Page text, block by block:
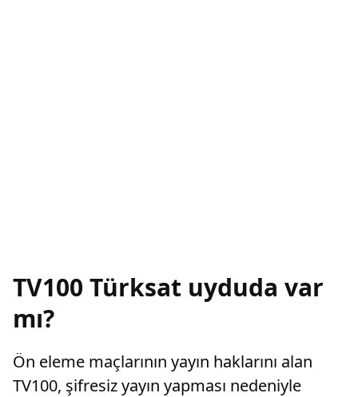
TV100 Türksat uyduda var
mı?
Ön eleme maçlarının yayın haklarını alan
TV100, şifresiz yayın yapması nedeniyle